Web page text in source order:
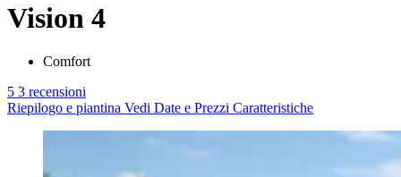
Vision 4
Comfort
5 3 recensioni
Riepilogo e piantina Vedi Date e Prezzi Caratteristiche